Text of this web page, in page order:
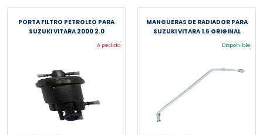
PORTA FILTRO PETROLEO PARA
SUZUKI VITARA 2000 2.0
A pedido
MANGUERAS DE RADIADOR PARA
SUZUKI VITARA 1.6 ORIGINAL
Disponible